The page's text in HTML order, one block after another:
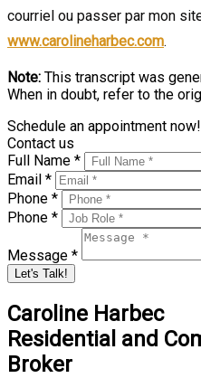
courriel ou passer par mon
www.carolineharbec.com.
Note: This transcript was
When in doubt, refer to the
Schedule an appointment
Contact us
Full Name *
Email *
Phone *
Phone *
Message *
Let's Talk!
Caroline Harbec
Residential and
Broker